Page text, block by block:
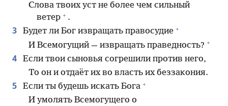
Слова твоих уст не более чем сильный
ветер + .
3 Будет ли Бог извращать правосудие +
И Всемогущий — извращать праведность? +
4
Если твои сыновья согрешили против него,
То он и отдаёт их во власть их беззакония.
5 Если ты будешь искать Бога +
И умолять Всемогущего о